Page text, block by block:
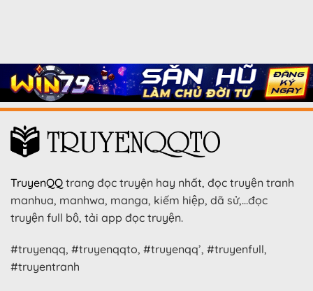
TruyenQQ trang đọc truyện hay nhất, đọc truyện tranh
manhua, manhwa, manga, kiếm hiệp, dã sử,…đọc
truyện full bộ, tải app đọc truyện.
#truyenqq, #truyenqqto, #truyenqq’, #truyenfull,
#truyentranh